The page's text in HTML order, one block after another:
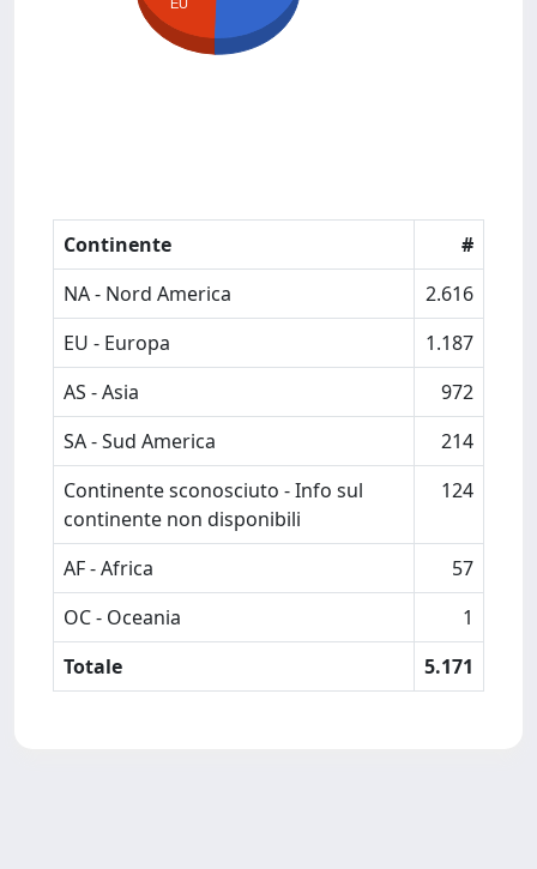
EU
Continente
#
NA - Nord America
2.616
EU - Europa
1.187
AS - Asia
972
SA - Sud America
214
Continente sconosciuto - Info sul
continente non disponibili
124
AF - Africa
57
OC - Oceania
1
Totale
5.171